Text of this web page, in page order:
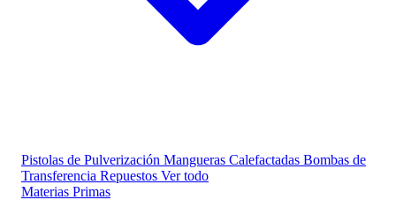
Pistolas de Pulverización Mangueras Calefactadas Bombas de
Transferencia Repuestos Ver todo
Materias Primas